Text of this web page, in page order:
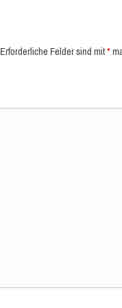
Erforderliche Felder sind mit*